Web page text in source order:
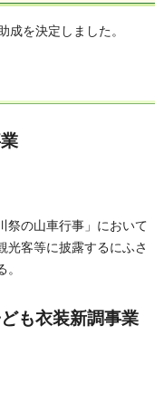
成を決定しました。
祭の山車行事」において
光客等に披露するにふさ
も衣装新調事業